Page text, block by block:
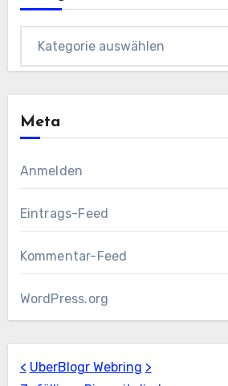
Meta
Anmelden
Eintrags-Feed
Kommentar-Feed
WordPress.org
< UberBlogr Webring >